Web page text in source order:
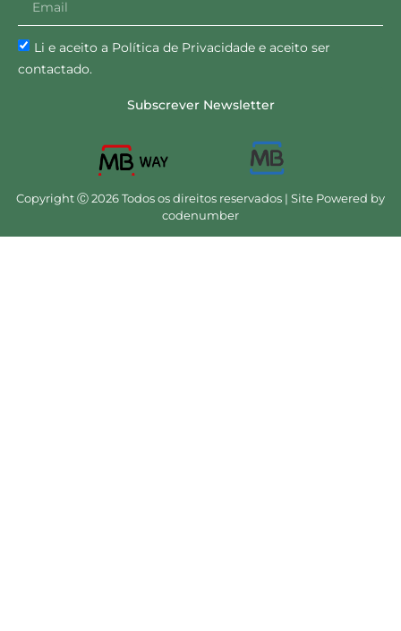
Li e aceito a Política de Privacidade e aceito ser
contactado.
Subscrever Newsletter
Copyright Ⓒ 2026 Todos os direitos reservados | Site Powered by
codenumber